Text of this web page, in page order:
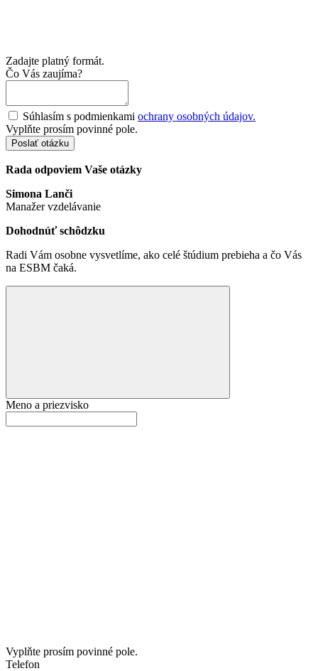
Zadajte platný formát.
Čo Vás zaujíma?
Súhlasím s podmienkami ochrany osobných údajov.
Vyplňte prosím povinné pole.
Poslať otázku
Rada odpoviem Vaše otázky
Simona Lanči
Manažer vzdelávanie
Dohodnúť schôdzku
Radi Vám osobne vysvetlíme, ako celé štúdium prebieha a čo Vás
na ESBM čaká.
Meno a priezvisko
Vyplňte prosím povinné pole.
Telefon